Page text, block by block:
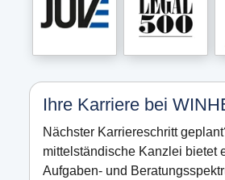
Ihre Karriere bei
Nächster Karriereschritt
mittelständische Kanzlei bietet
Aufgaben- und